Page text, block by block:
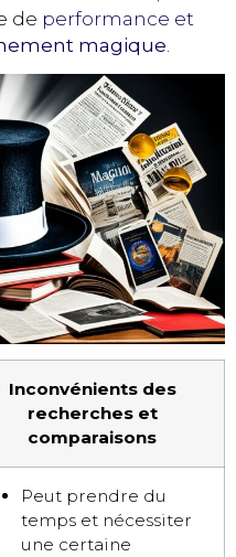
de performance et
magique.
Inconvénients des
recherches et
comparaisons
Peut prendre du
temps et nécessiter
une certaine